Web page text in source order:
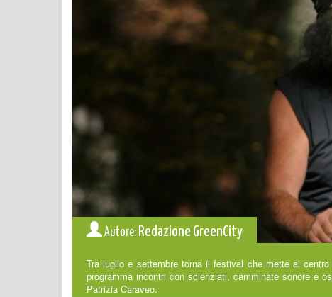
Autore: Redazione GreenCity
Tra luglio e settembre torna il festival che mette al
programma incontri con scienziati, camminate sonore e
Patrizia Caraveo.